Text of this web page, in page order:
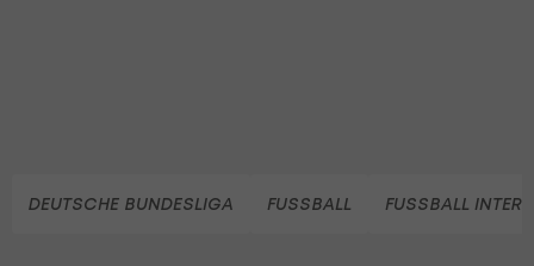
DEUTSCHE BUNDESLIGA FUSSBALL FUSSBALL